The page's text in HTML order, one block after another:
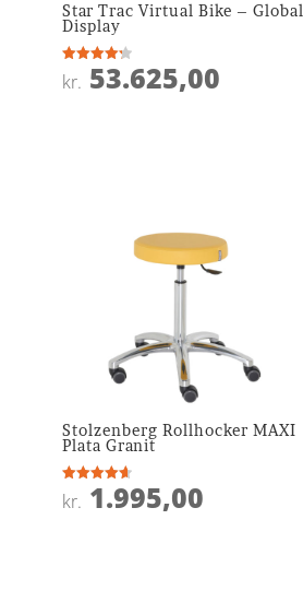
Star Trac Virtual Bike – Global
Display
Vurderet
4.3
kr. 53.625,00
Stolzenberg Rollhocker MAXI
Plata Granit
Vurderet
4.7
kr. 1.995,00